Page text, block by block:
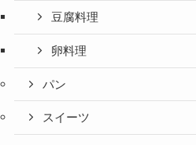
豆腐料理
卵料理
パン
スイーツ